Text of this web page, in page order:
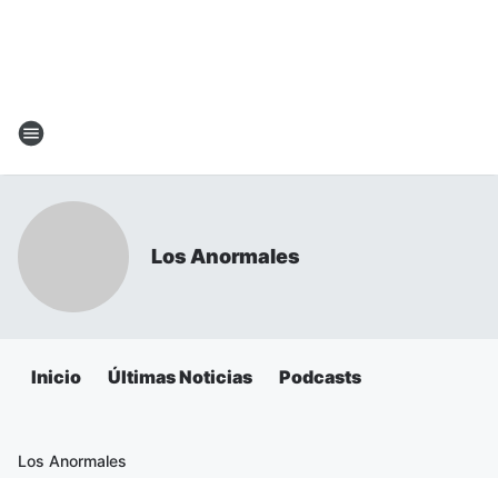
Los Anormales
Inicio Últimas Noticias Podcasts
Los Anormales